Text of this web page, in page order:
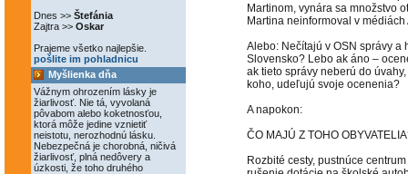
Dnes >> Štefánia
Zajtra >> Oskar
Prajeme všetko najlepšie.
pošlite im pohladnicu
Myšlienka dňa
Vážnym ohrozením lásky je
žiarlivosť. Nie tá, vyvolaná
pôvabom alebo koketnosťou,
ktorá môže jedine vznietiť
neistotu, nerozhodnú lásku.
Nebezpečná je chorobná, ničivá
žiarlivosť, plná nedôvery a
úzkosti, že toho druhého
Martinom, vynára sa množstvo
Martina neinformoval v
Alebo: Nečítajú v OSN správy
Slovensko? Lebo ak áno –
ak tieto správy neberú do
koho, udeľujú svoje ocenenia?
A napokon:
ČO MAJÚ Z TOHO
Rozbité cesty, pustnúce